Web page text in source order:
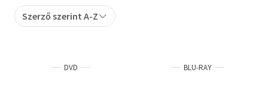
Szakkönyv
Tankönyv, segédkönyv
Szerző szerint A-Z
DVD BLU-RAY